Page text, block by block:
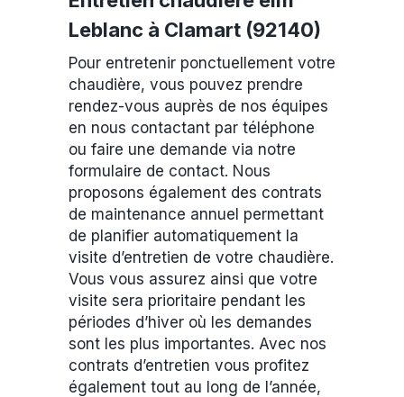
Leblanc à Clamart (92140)
Pour entretenir ponctuellement votre
chaudière, vous pouvez prendre
rendez-vous auprès de nos équipes
en nous contactant par téléphone
ou faire une demande via notre
formulaire de contact. Nous
proposons également des contrats
de maintenance annuel permettant
de planifier automatiquement la
visite d’entretien de votre chaudière.
Vous vous assurez ainsi que votre
visite sera prioritaire pendant les
périodes d’hiver où les demandes
sont les plus importantes. Avec nos
contrats d’entretien vous profitez
également tout au long de l’année,